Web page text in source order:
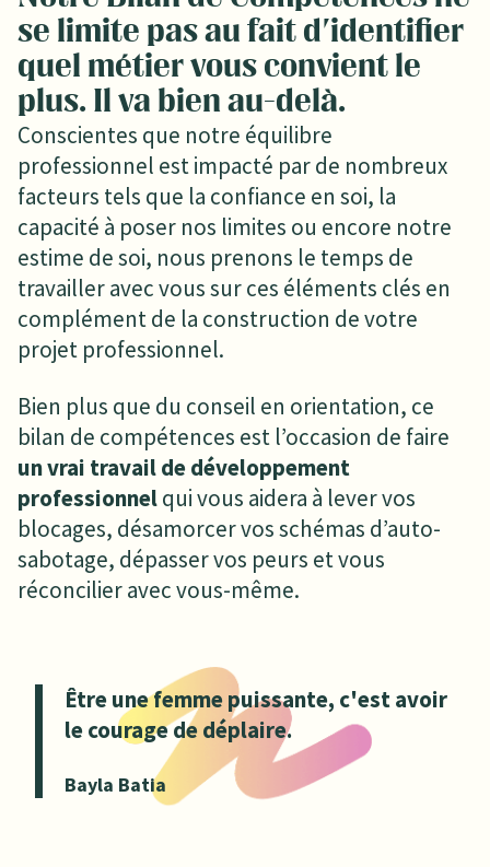
se limite pas au fait d'identifier
quel métier vous convient le
plus. Il va bien au-delà.
Conscientes que notre équilibre
professionnel est impacté par de nombreux
facteurs tels que la confiance en soi, la
capacité à poser nos limites ou encore notre
estime de soi, nous prenons le temps de
travailler avec vous sur ces éléments clés en
complément de la construction de votre
projet professionnel.
Bien plus que du conseil en orientation, ce
bilan de compétences est l’occasion de faire
un vrai travail de développement
professionnelqui vous aidera à lever vos
blocages, désamorcer vos schémas d’auto-
sabotage, dépasser vos peurs et vous
réconcilier avec vous-même.
Être une femme puissante, c'est avoir
le courage de déplaire.
Bayla Batia